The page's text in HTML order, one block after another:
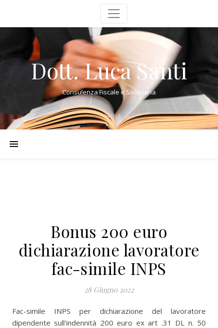
Dott. Luca Santi
Consulenza Fiscale e Societaria
Bonus 200 euro
dichiarazione lavoratore
fac-simile INPS
28 Giugno 2022
Fac-simile INPS per dichiarazione del lavoratore
dipendente sull'indennità 200 euro ex art .31 DL n. 50